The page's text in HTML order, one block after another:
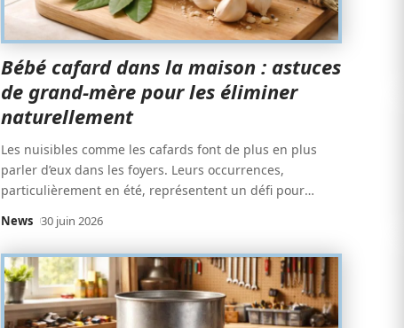
Bébé cafard dans la maison : astuces
de grand-mère pour les éliminer
naturellement
Les nuisibles comme les cafards font de plus en plus
parler d’eux dans les foyers. Leurs occurrences,
particulièrement en été, représentent un défi pour…
News 30 juin 2026